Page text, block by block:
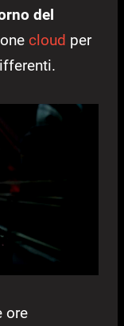
del
cloud per
ore